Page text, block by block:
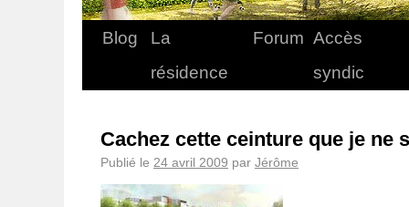
Blog
La
résidence
Forum Accès
syndic
Cachez cette ceinture que je
Publié le 24 avril 2009 par Jérôme